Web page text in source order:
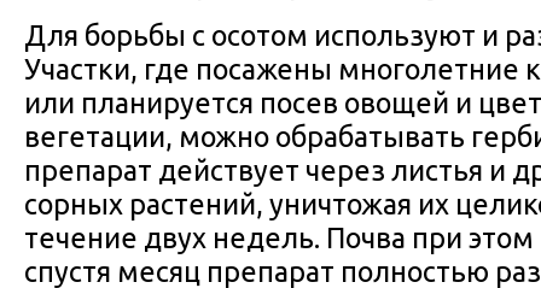
Для борьбы с осотом используют и
Участки, где посажены многолетние
или планируется посев овощей и
вегетации, можно обрабатывать
препарат действует через листья и
сорных растений, уничтожая их
течение двух недель. Почва при этом
спустя месяц препарат полностью